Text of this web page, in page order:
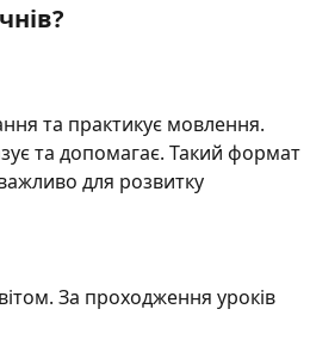
та практикує мовлення.
та допомагає. Такий формат
для розвитку
За проходження уроків